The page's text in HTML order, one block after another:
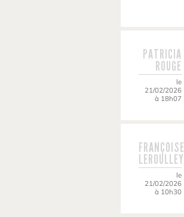
PATRICIA
ROUGE
le
21/02/2026
à 18h07
FRANÇOISE
LEROULLEY
le
21/02/2026
à 10h30